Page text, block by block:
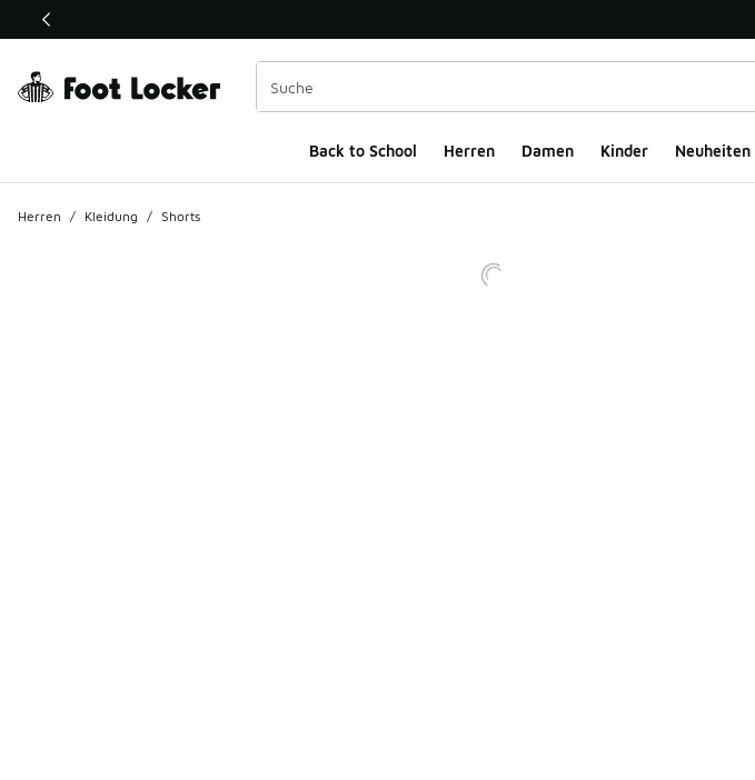
Dieser Link öffnet sich in einem neuen Fenster
Back to School Herren Damen Kinder Neuheiten
Herren / Kleidung / Shorts